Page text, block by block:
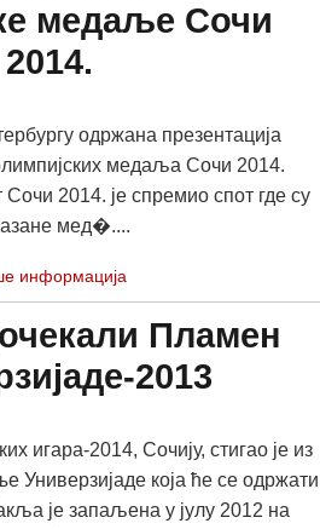
медаље Сочи
2014.
одржана презентација
медаља Сочи 2014.
2014. је спремио спот где су
мед�....
информација
Пламен
2013
игара-2014, Сочију, стигао је из
Универзијаде која ће се одржати
је запаљена у јулу 2012 на